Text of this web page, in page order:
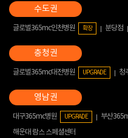
글로벌365mc인천병원 확장 분당점
글로벌365mc대전병원 UPGRADE 청
대구365mc병원 UPGRADE 부산
해운대 람스 스페셜센터